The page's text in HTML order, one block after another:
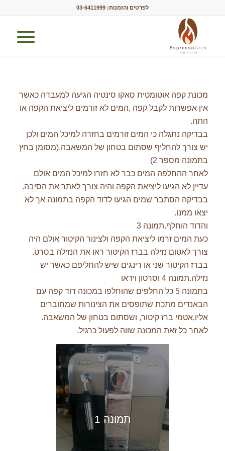
לפרטים והזמנות: 03-6411999
מכונת קפה אוטומטית סאקו סינטיה הגיעה למעבדה כאשר
אין אפשרות לקבל קפה ,המים לא זורמים ליציאת הקפה או
התה.
בבדיקה נתגלה כי המים זורמים בחזרה למיכל המים ולכן
יש צורך להחליף שסתום בטחון של המשאבה.(מסומן בחץ
בתמונה מספר 2)
לאחר ההחלפה המים כבר לא חזרו למיכל המים אולם
עדיין לא הגיעו ליציאת הקפה והיה צורך לאתר את הסיבה.
בבדיקה הסתבר שמים הגיעו לדוד הקפה בתמונה אך לא
יצאו ממנו.
והדוד הוחלף.תמונה 3
כעת המים זרמו ליציאת הקפה ולצינור הקיטור אולם היה
צורך לאטום נזילה בברז הקיטור ראו את הנזילה בסרט.
בברז הקיטור שני או רינגים שיש להחליפם כאשר יש
נזילה.תמונה 4 וסרטון וידאו
בתמונה 5 כל החלפים שהוחלפו במכונה דוד קפה עם
הבאנדים מתכת שתופסים את הצינורות שמחוברים
אליו,אטמי ברז קיטור, ושסתום בטחון של המשאבה.
לאחר כל זאת המכונה שווה לפעול כרגיל.
תמונה 1